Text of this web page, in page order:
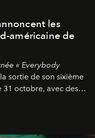
les
américaine de
« Everybody
sortie de son sixième
31 octobre, avec des